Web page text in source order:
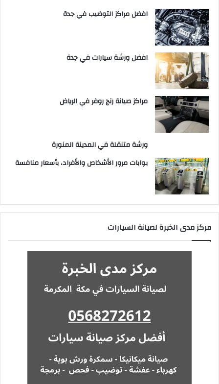
افضل مراكز التوضيب في جدة
افضل ورشة سيارات في جدة
مراكز صيانة رنج روفر في الرياض
ورشة متنقلة في المدينة المنورة
بوابات مرور الأشخاص والأفراد، بأسعار منافسة
مركز مدى الخبرة لصيانة السيارات